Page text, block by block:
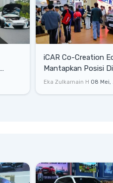
iCAR Co-Creation
Mantapkan Posisi
Gaya Hidup
Eka Zulkarnain H 08 Mei,